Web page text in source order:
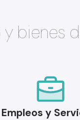
bienes
Empleos y